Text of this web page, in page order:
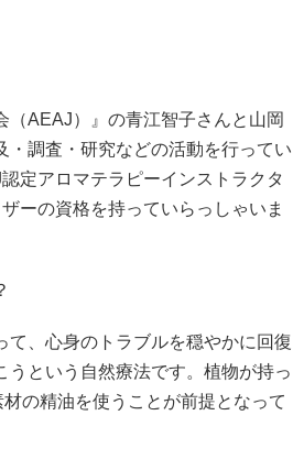
AEAJ）』の青江智子さんと山岡
調査・研究などの活動を行ってい
定アロマテラピーインストラクタ
ーの資格を持っていらっしゃいま
て、心身のトラブルを穏やかに回復
という自然療法です。植物が持っ
の精油を使うことが前提となって